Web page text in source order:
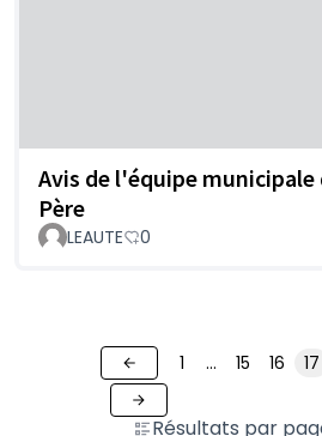
Avis de l'équipe municipale
Père
LEAUTE 0
Résultats par
1 … 15 16 17